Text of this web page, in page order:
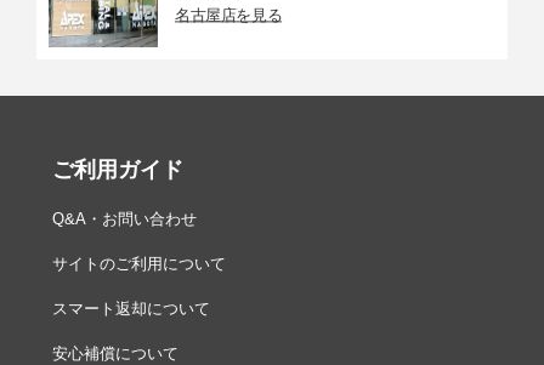
名古屋店を見る
ご利用ガイド
Q&A・お問い合わせ
サイトのご利用について
スマート返却について
安心補償について